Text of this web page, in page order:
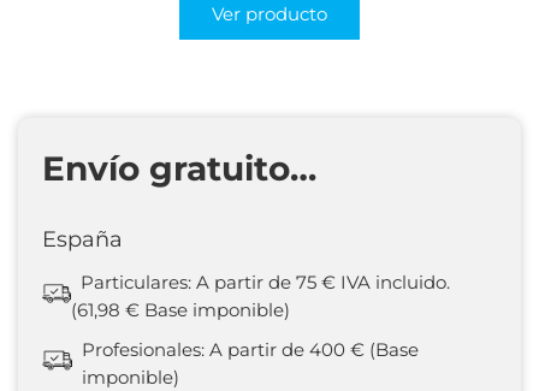
Ver producto
Envío gratuito…
España
Particulares: A partir de 75 € IVA incluido.
(61,98 € Base imponible)
Profesionales: A partir de 400 € (Base
imponible)